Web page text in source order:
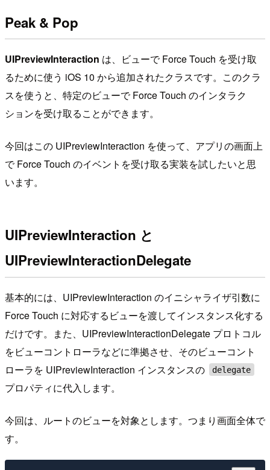
Peak & Pop
UIPreviewInteraction は、ビューで Force Touch を受け取
るために使う iOS 10 から追加されたクラスです。このクラ
スを使うと、特定のビューで Force Touch のインタラク
ションを受け取ることができます。
今回はこの UIPreviewInteraction を使って、アプリの画面上
で Force Touch のイベントを受け取る実装を試したいと思
います。
UIPreviewInteraction と
UIPreviewInteractionDelegate
基本的には、UIPreviewInteraction のイニシャライザ引数に
Force Touch に対応するビューを渡してインスタンス化する
だけです。また、UIPreviewInteractionDelegate プロトコル
をビューコントローラなどに準拠させ、そのビューコント
ローラを UIPreviewInteraction インスタンスの
delegate
プロパティに代入します。
今回は、ルートのビューを対象とします。つまり画面全体で
す。